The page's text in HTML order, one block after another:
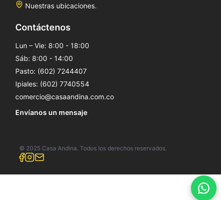
Nuestras ubicaciones.
Contáctenos
Lun – Vie: 8:00 - 18:00
Sáb: 8:00 - 14:00
Pasto: (602) 7244407
Ipiales: (602) 7740554
comercio@casaandina.com.co
Envíanos un mensaje
© 2025 Casa Andina. Todos los derechos reservados.